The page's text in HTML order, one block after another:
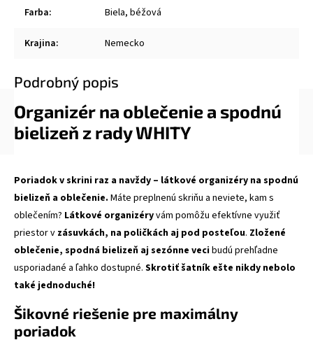
Farba: Biela, béžová
Krajina: Nemecko
Podrobný popis
Organizér na oblečenie a spodnú
bielizeň z rady WHITY
Poriadok v skrini raz a navždy – látkové organizéry na spodnú
bielizeň a oblečenie. Máte preplnenú skriňu a neviete, kam s
oblečením? Látkové organizéryvám pomôžu efektívne využiť
priestor v zásuvkách, na poličkách aj pod posteľou. Zložené
oblečenie, spodná bielizeň aj sezónne vecibudú prehľadne
usporiadané a ľahko dostupné. Skrotiť šatník ešte nikdy nebolo
také jednoduché!
Šikovné riešenie pre maximálny
poriadok